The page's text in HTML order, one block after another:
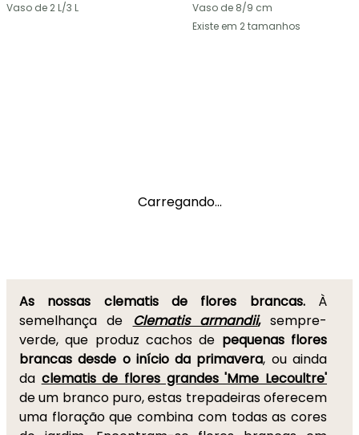
Vaso de 2 L/3 L
Vaso de 8/9 cm
Existe em 2 tamanhos
Carregando...
As nossas clematis de flores brancas.À
semelhança de
Clematis armandii,sempre-
verde, que produz cachos de pequenas flores
brancas desde o início da primavera, ou ainda
da clematis de flores grandes 'Mme Lecoultre'
de um branco puro, estas trepadeiras oferecem
uma floração que combina com todas as cores